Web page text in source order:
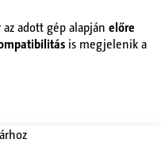
adott gép alapján előre
is megjelenik a